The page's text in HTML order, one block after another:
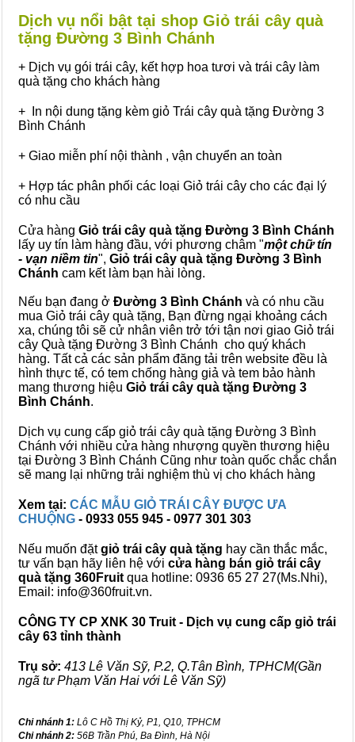
Dịch vụ nổi bật tại shop Giỏ trái cây quà
tặng Đường 3 Bình Chánh
+ Dịch vụ gói trái cây, kết hợp hoa tươi và trái cây làm
quà tặng cho khách hàng
+ In nội dung tặng kèm giỏ Trái cây quà tặng Đường 3
Bình Chánh
+ Giao miễn phí nội thành , vận chuyển an toàn
+ Hợp tác phân phối các loại Giỏ trái cây cho các đại lý
có nhu cầu
Cửa hàng Giỏ trái cây quà tặng Đường 3 Bình Chánh
lấy uy tín làm hàng đầu, với phương châm "một chữ tín
- vạn niềm tin", Giỏ trái cây quà tặng Đường 3 Bình
Chánh cam kết làm bạn hài lòng.
Nếu bạn đang ở Đường 3 Bình Chánh và có nhu cầu
mua Giỏ trái cây quà tặng, Bạn đừng ngại khoảng cách
xa, chúng tôi sẽ cử nhân viên trở tới tận nơi giao Giỏ trái
cây Quà tặng Đường 3 Bình Chánh cho quý khách
hàng. Tất cả các sản phẩm đăng tải trên website đều là
hình thực tế, có tem chống hàng giả và tem bảo hành
mang thương hiệu Giỏ trái cây quà tặng Đường 3
Bình Chánh.
Dịch vụ cung cấp giỏ trái cây quà tặng Đường 3 Bình
Chánh với nhiều cửa hàng nhượng quyền thương hiệu
tại Đường 3 Bình Chánh Cũng như toàn quốc chắc chắn
sẽ mang lại những trải nghiệm thù vị cho khách hàng
Xem tại: CÁC MẪU GIỎ TRÁI CÂY ĐƯỢC ƯA
CHUỘNG - 0933 055 945 - 0977 301 303
Nếu muốn đặtgiỏ trái cây quà tặng hay cần thắc mắc,
tư vấn bạn hãy liên hệ với cửa hàng bán giỏ trái cây
quà tặng 360Fruit qua hotline: 0936 65 27 27(Ms.Nhi),
Email: info@360fruit.vn.
CÔNG TY CP XNK 30 Truit - Dịch vụ cung cấp giỏ trái
cây 63 tỉnh thành
Trụ sở: 413 Lê Văn Sỹ, P.2, Q.Tân Bình, TPHCM(Gần
ngã tư Phạm Văn Hai với Lê Văn Sỹ)
Chi nhánh 1: Lô C Hồ Thị Kỷ, P1, Q10, TPHCM
Chi nhánh 2: 56B Trần Phú, Ba Đình, Hà Nội